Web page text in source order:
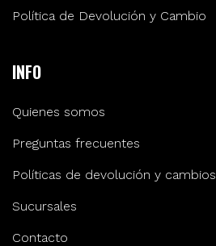
Política de Devolución y Cambio
INFO
Quienes somos
Preguntas frecuentes
Políticas de devolución y cambios
Sucursales
Contacto